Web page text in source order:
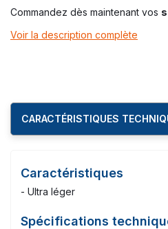
Commandez dès maintenant vos
Voir la description complète
CARACTÉRISTIQUES
Caractéristiques
- Ultra léger
Spécifications